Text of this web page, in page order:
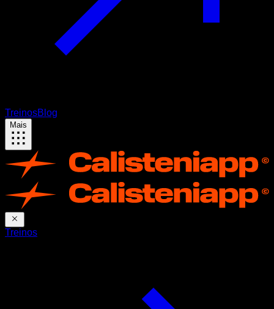
TreinosBlog
Mais
Treinos